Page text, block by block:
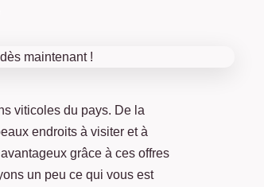
viticoles du pays. De la
endroits à visiter et à
grâce à ces offres
un peu ce qui vous est